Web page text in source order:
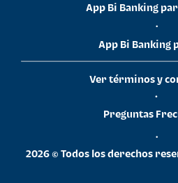
App Bi Banking
•
App Bi Banking
Ver términos y
•
Preguntas
•
2026 © Todos los derechos